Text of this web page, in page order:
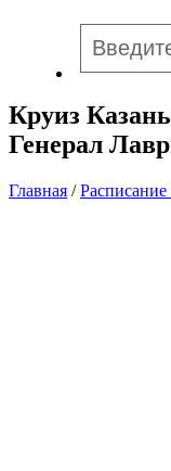
Круиз
Генерал
Главная /Расписание